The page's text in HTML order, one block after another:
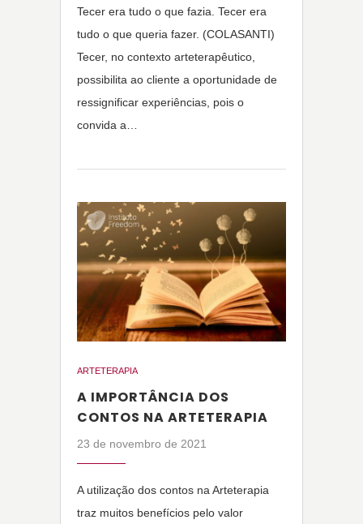
Tecer era tudo o que fazia. Tecer era
tudo o que queria fazer. (COLASANTI)
Tecer, no contexto arteterapêutico,
possibilita ao cliente a oportunidade de
ressignificar experiências, pois o
convida a…
ARTETERAPIA
A IMPORTÂNCIA DOS
CONTOS NA ARTETERAPIA
23 de novembro de 2021
A utilização dos contos na Arteterapia
traz muitos benefícios pelo valor